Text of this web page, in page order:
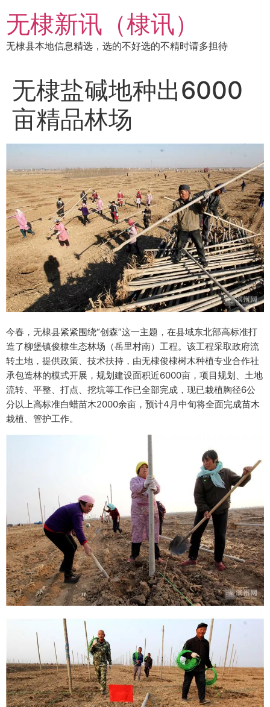
到
内
容
无棣新讯（棣讯）
无棣县本地信息精选，选的不好选的不精时请多担待
无棣盐碱地种出6000
亩精品林场
今春，无棣县紧紧围绕“创森”这一主题，在县域东北部高标准打
造了柳堡镇俊棣生态林场（岳里村南）工程。该工程采取政府流
转土地，提供政策、技术扶持，由无棣俊棣树木种植专业合作社
承包造林的模式开展，规划建设面积近6000亩，项目规划、土地
流转、平整、打点、挖坑等工作已全部完成，现已栽植胸径6公
分以上高标准白蜡苗木2000余亩，预计4月中旬将全面完成苗木
栽植、管护工作。